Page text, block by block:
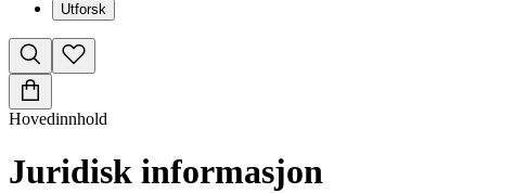
Utforsk
Hovedinnhold
Juridisk informasjon